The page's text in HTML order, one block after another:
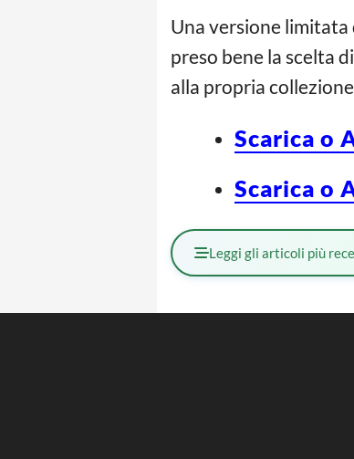
Una versione limitata
preso bene la scelta
alla propria
Scarica o
Scarica o
Leggi gli articoli più